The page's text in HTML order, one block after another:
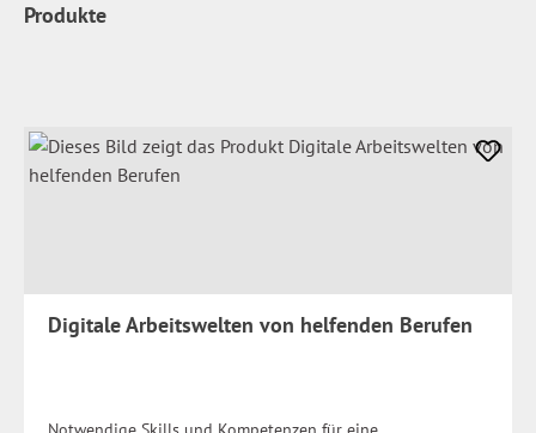
Produkte
Digitale Arbeitswelten von helfenden Berufen